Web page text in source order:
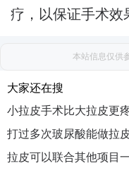
疗，以保证手术效
本站信息仅供
大家还在搜
小拉皮手术比大拉皮更
吗？袁强博士|医生|怎么
号|去哪预约|如何挂号|咨
打过多次玻尿酸能做拉
吗？袁强博士|医生|在哪
拉皮可以联合其他项目